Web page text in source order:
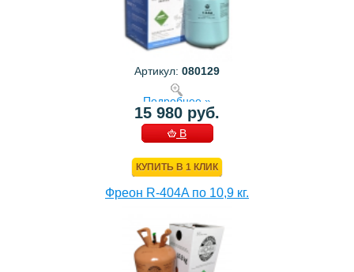
Артикул: 080129
Подробнее »
15 980 руб.
В
КУПИТЬ В 1 КЛИК
Фреон R-404A по 10,9 кг.